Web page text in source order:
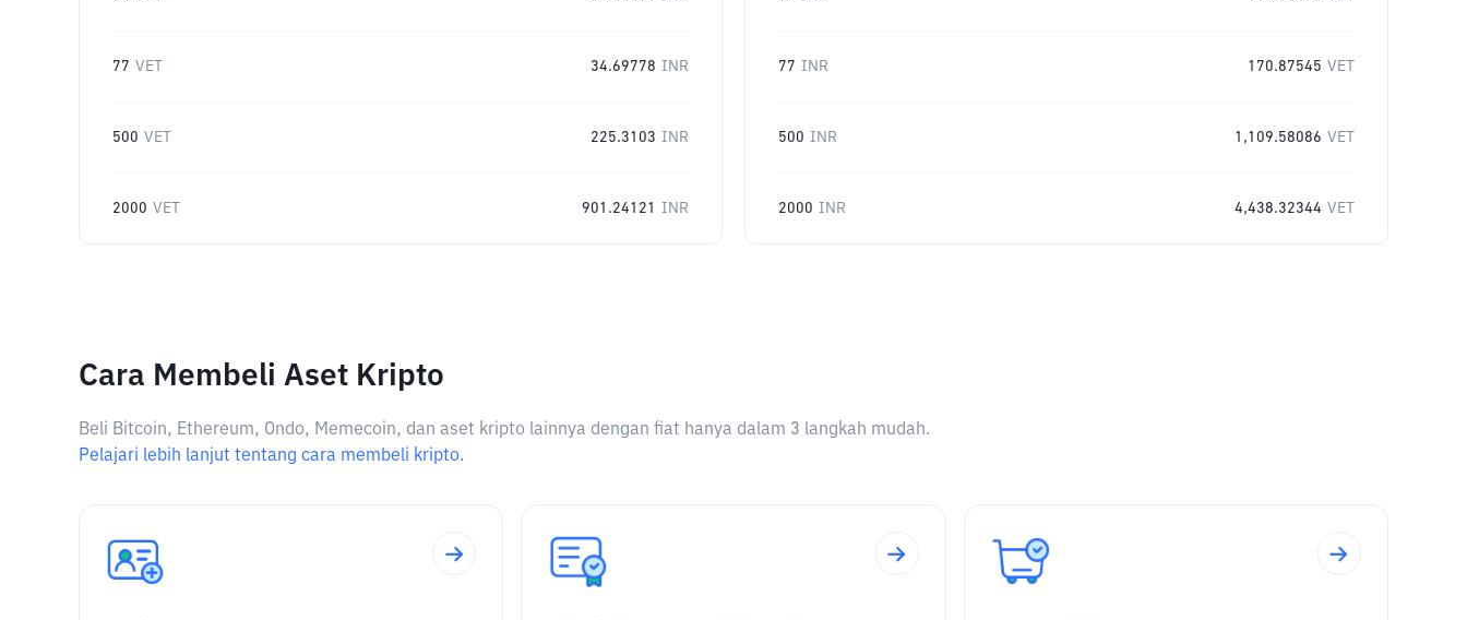
77 VET 34.69778 INR
500 VET 225.3103 INR
2000 VET 901.24121 INR
77 INR 170.87545 VET
500 INR 1,109.58086 VET
2000 INR 4,438.32344 VET
Cara Membeli Aset Kripto
Beli Bitcoin, Ethereum, Ondo, Memecoin, dan aset kripto lainnya dengan fiat hanya dalam 3 langkah mudah.
Pelajari lebih lanjut tentang cara membeli kripto.